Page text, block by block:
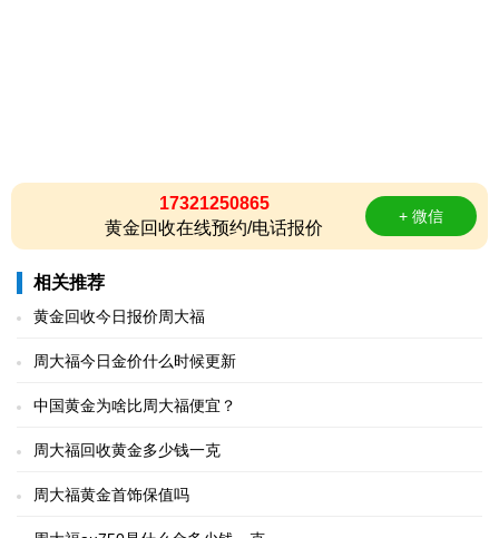
17321250865
黄金回收在线预约/电话报价
+ 微信
相关推荐
黄金回收今日报价周大福
周大福今日金价什么时候更新
中国黄金为啥比周大福便宜？
周大福回收黄金多少钱一克
周大福黄金首饰保值吗